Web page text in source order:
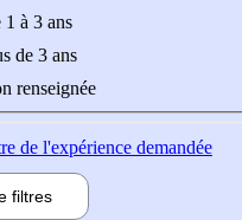
1 à 3 ans
de 3 ans
renseignée
de l'expérience demandée
filtres